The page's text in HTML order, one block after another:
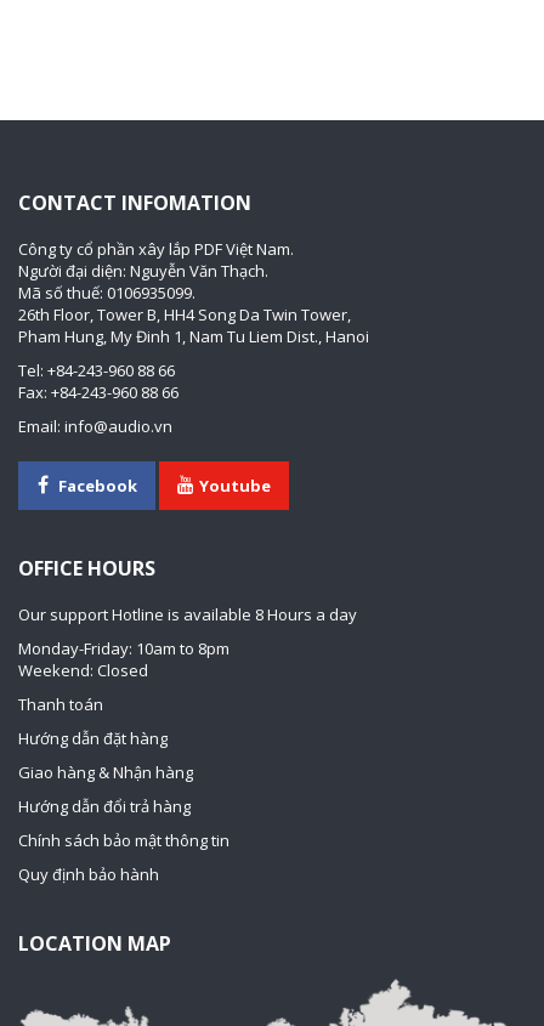
CONTACT INFOMATION
Công ty cổ phần xây lắp PDF Việt Nam.
Người đại diện: Nguyễn Văn Thạch.
Mã số thuế: 0106935099.
26th Floor, Tower B, HH4 Song Da Twin Tower,
Pham Hung, My Đinh 1, Nam Tu Liem Dist., Hanoi
Tel: +84-243-960 88 66
Fax: +84-243-960 88 66
Email: info@audio.vn
Facebook Youtube
OFFICE HOURS
Our support Hotline is available 8 Hours a day
Monday-Friday: 10am to 8pm
Weekend: Closed
Thanh toán
Hướng dẫn đặt hàng
Giao hàng & Nhận hàng
Hướng dẫn đổi trả hàng
Chính sách bảo mật thông tin
Quy định bảo hành
LOCATION MAP